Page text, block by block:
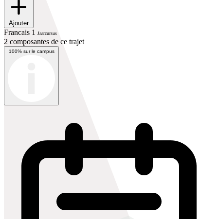
Ajouter
Francais 1 Jaarcursus
2 composantes de ce trajet
100% sur le campus